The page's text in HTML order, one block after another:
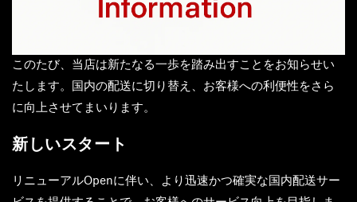
Sets
Discover MOMENTUM 5
このたび、当店は新たなる一歩を踏み出すことをお知らせい
たします。国内の配送に切り替え、お客様への利便性をさら
に向上させてまいります。
新しいスタート
リニューアルOpenに伴い、より迅速かつ確実な国内配送サー